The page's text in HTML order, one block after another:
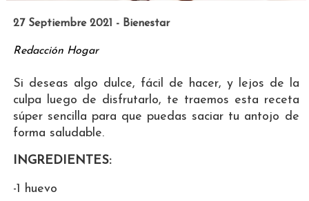
27 Septiembre 2021 - Bienestar
Redacción Hogar
Si deseas algo dulce, fácil de hacer, y lejos de la
culpa luego de disfrutarlo, te traemos esta receta
súper sencilla para que puedas saciar tu antojo de
forma saludable.
INGREDIENTES:
-1 huevo